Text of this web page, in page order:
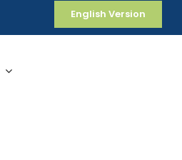
English Version